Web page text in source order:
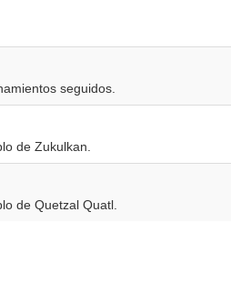
seguidos.
de Zukulkan.
de Quetzal Quatl.